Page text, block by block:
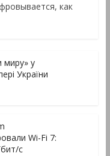
как
миру» у
України
Wi-Fi 7:
с